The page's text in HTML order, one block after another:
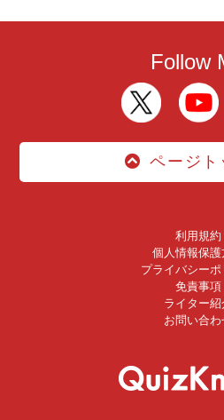
Follow
ページト
利用規約
個人情報保護
プライバシーポ
免責事項
ライター紹
お問い合わ